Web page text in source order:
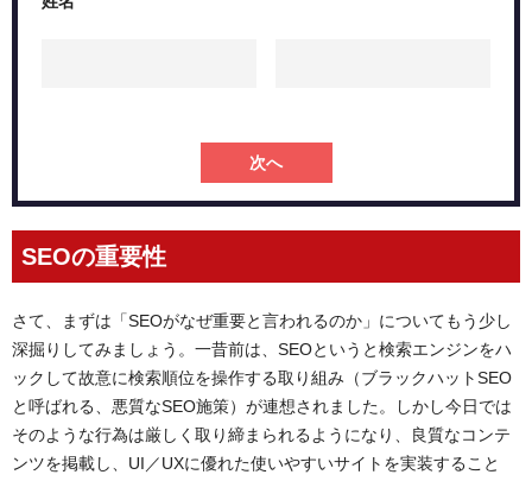
次へ
SEOの重要性
さて、まずは「SEOがなぜ重要と言われるのか」についてもう少し
深掘りしてみましょう。一昔前は、SEOというと検索エンジンをハ
ックして故意に検索順位を操作する取り組み（ブラックハットSEO
と呼ばれる、悪質なSEO施策）が連想されました。しかし今日では
そのような行為は厳しく取り締まられるようになり、良質なコンテ
ンツを掲載し、UI／UXに優れた使いやすいサイトを実装すること